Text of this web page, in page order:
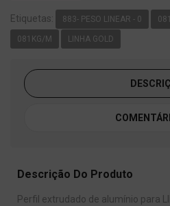
Etiquetas: 883- PESO LINEAR - 0
081KG/M LINHA GOLD
Descrição Do Produto
Perfil extrudado de alumínio para